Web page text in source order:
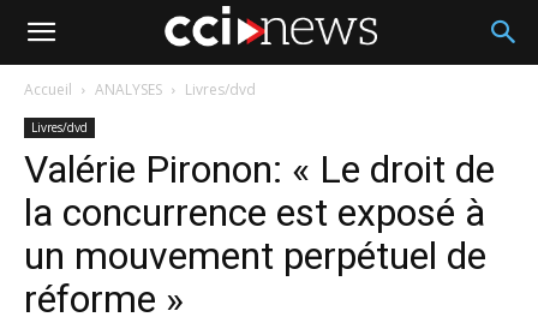
Accueil ANALYSES Livres/dvd
Livres/dvd
Valérie Pironon: « Le droit de
la concurrence est exposé à
un mouvement perpétuel de
réforme »